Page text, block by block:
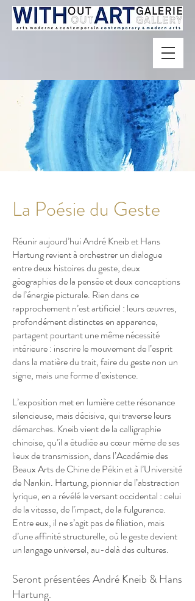
La Poésie du Geste
Réunir aujourd’hui André Kneib et Hans
Hartung revient à orchestrer un dialogue
entre deux histoires du geste, deux
géographies de la pensée et deux conceptions
de l’énergie picturale. Rien dans ce
rapprochement n’est artificiel : leurs œuvres,
profondément distinctes en apparence,
partagent pourtant une même nécessité
intérieure : inscrire le mouvement de l’esprit
dans la matière du trait, faire du geste non un
signe, mais une forme d’existence.
L’exposition met en lumière cette résonance
silencieuse, mais décisive, qui traverse leurs
démarches. Kneib vient de la calligraphie
chinoise, qu’il a étudiée au cœur même de ses
lieux de transmission, dans l’Académie des
Beaux Arts de Chine de Pékin et à l’Université
de Nankin. Hartung, pionnier de l’abstraction
lyrique, en a révélé le versant occidental : celui
de la vitesse, de l’impact, de la fulgurance.
Entre eux, il ne s’agit pas de filiation, mais
d’une affinité structurelle, où le geste devient
un langage universel, au-delà des cultures.
Seront présentées André Kneib & Hans
Hartung.